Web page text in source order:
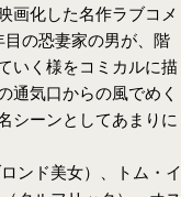
画化した名作ラブコメ
の恐妻家の男が、階
いく様をコミカルに描
通気口からの風でめく
シーンとしてあまりに
ンド美女）、トム・イ